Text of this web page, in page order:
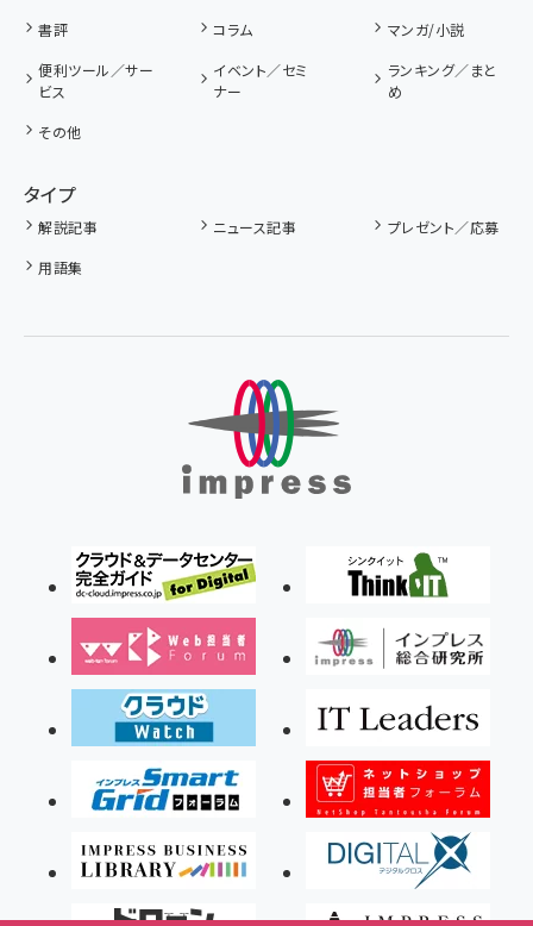
書評 コラム
マンガ/小説
便利ツール／サー
ビス
イベント／セミ
ナー
ランキング／まと
め
その他
タイプ
解説記事 ニュース記事
プレゼント／応募
用語集